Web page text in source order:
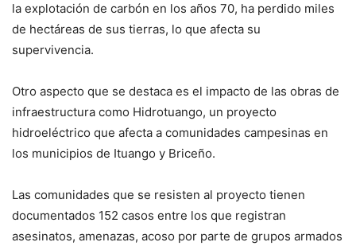
la explotación de carbón en los años 70, ha perdido miles
de hectáreas de sus tierras, lo que afecta su
supervivencia.
Otro aspecto que se destaca es el impacto de las obras de
infraestructura como Hidrotuango, un proyecto
hidroeléctrico que afecta a comunidades campesinas en
los municipios de Ituango y Briceño.
Las comunidades que se resisten al proyecto tienen
documentados 152 casos entre los que registran
asesinatos, amenazas, acoso por parte de grupos armados